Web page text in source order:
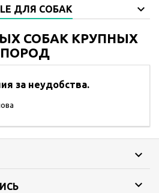
ДЛЯ СОБАК
СОБАК КРУПНЫХ
ПОРОД
за неудобства.

